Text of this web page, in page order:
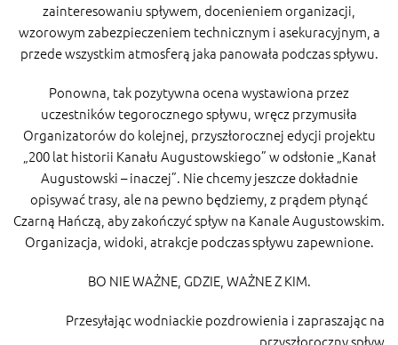
zainteresowaniu spływem, docenieniem organizacji,
wzorowym zabezpieczeniem technicznym i asekuracyjnym, a
przede wszystkim atmosferą jaka panowała podczas spływu.
Ponowna, tak pozytywna ocena wystawiona przez
uczestników tegorocznego spływu, wręcz przymusiła
Organizatorów do kolejnej, przyszłorocznej edycji projektu
„200 lat historii Kanału Augustowskiego” w odsłonie „Kanał
Augustowski – inaczej”. Nie chcemy jeszcze dokładnie
opisywać trasy, ale na pewno będziemy, z prądem płynąć
Czarną Hańczą, aby zakończyć spływ na Kanale Augustowskim.
Organizacja, widoki, atrakcje podczas spływu zapewnione.
BO NIE WAŻNE, GDZIE, WAŻNE Z KIM.
Przesyłając wodniackie pozdrowienia i zapraszając na